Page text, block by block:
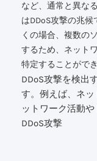
など、通常と異な
はDDoS攻撃の兆
くの場合、複数の
するため、ネット
特定することができ
DDoS攻撃を検出
す。例えば、ネ
ットワーク活動や
DDoS攻撃